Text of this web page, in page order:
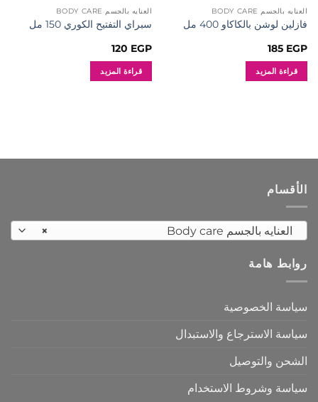
العنايه بالجسم BODY CARE
فازلين لوشن بالكاكاو 400 مل
185 EGP
قراءة المزيد
العنايه بالجسم BODY CARE
سبراي التفتيح الكوري 150 مل
120 EGP
قراءة المزيد
الأقسام
× العنايه بالجسم Body care
روابط هامة
سياسة الخصوصية
سياسة الاسترجاع والاستبدال
الشحن والتوصيل
سياسة وشروط الاستخدام